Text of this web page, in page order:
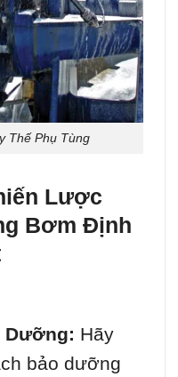
Thế Phụ Tùng
Lược
Bơm Định
Dưỡng: Hãy
bảo dưỡng